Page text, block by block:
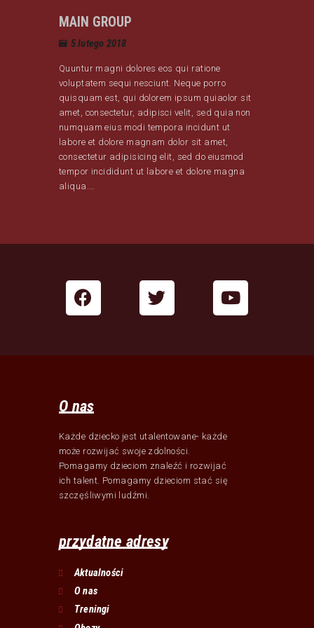
MAIN GROUP
5 lutego 2018
Quuntur magni dolores eos qui ratione
voluptatem sequi nesciunt. Neque porro
quisquam est, qui dolorem ipsum quiaolor sit
amet, consectetur, adipisci velit, sed quia non
numquam eius modi tempora incidunt ut
labore et dolore magnam dolor sit amet,
consectetur adipisicing elit, sed do eiusmod
tempor incididunt ut labore et dolore magna
aliqua.…
O nas
Każde dziecko jest utalentowane- każde
może rozwijać swoje zdolności.
Pomagamy dzieciom znaleźć i rozwijać
ich talent. Pomagamy dzieciom stać się
szczęśliwymi ludźmi.
przydatne adresy
Aktualności
O nas
Treningi